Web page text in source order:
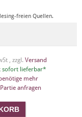
freien Quellen.
, zzgl. Versand
sofort lieferbar*
mehr
anfragen